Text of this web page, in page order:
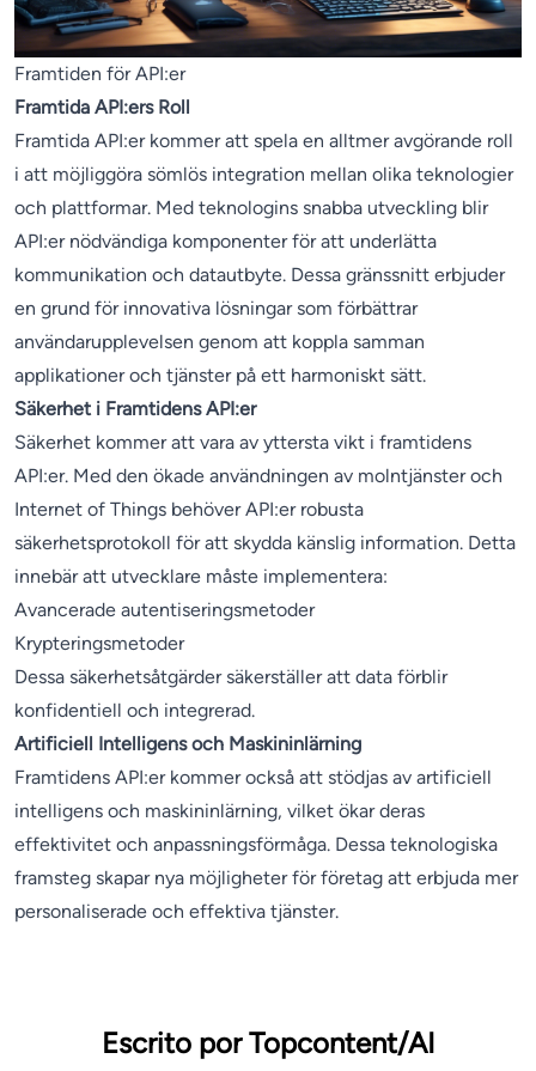
Framtiden för API:er
Framtida API:ers Roll
Framtida API:er kommer att spela en alltmer avgörande roll
i att möjliggöra sömlös integration mellan olika teknologier
och plattformar. Med teknologins snabba utveckling blir
API:er nödvändiga komponenter för att underlätta
kommunikation och datautbyte. Dessa gränssnitt erbjuder
en grund för innovativa lösningar som förbättrar
användarupplevelsen genom att koppla samman
applikationer och tjänster på ett harmoniskt sätt.
Säkerhet i Framtidens API:er
Säkerhet kommer att vara av yttersta vikt i framtidens
API:er. Med den ökade användningen av molntjänster och
Internet of Things behöver API:er robusta
säkerhetsprotokoll för att skydda känslig information. Detta
innebär att utvecklare måste implementera:
Avancerade autentiseringsmetoder
Krypteringsmetoder
Dessa säkerhetsåtgärder säkerställer att data förblir
konfidentiell och integrerad.
Artificiell Intelligens och Maskininlärning
Framtidens API:er kommer också att stödjas av artificiell
intelligens och maskininlärning, vilket ökar deras
effektivitet och anpassningsförmåga. Dessa teknologiska
framsteg skapar nya möjligheter för företag att erbjuda mer
personaliserade och effektiva tjänster.
Escrito por Topcontent/AI